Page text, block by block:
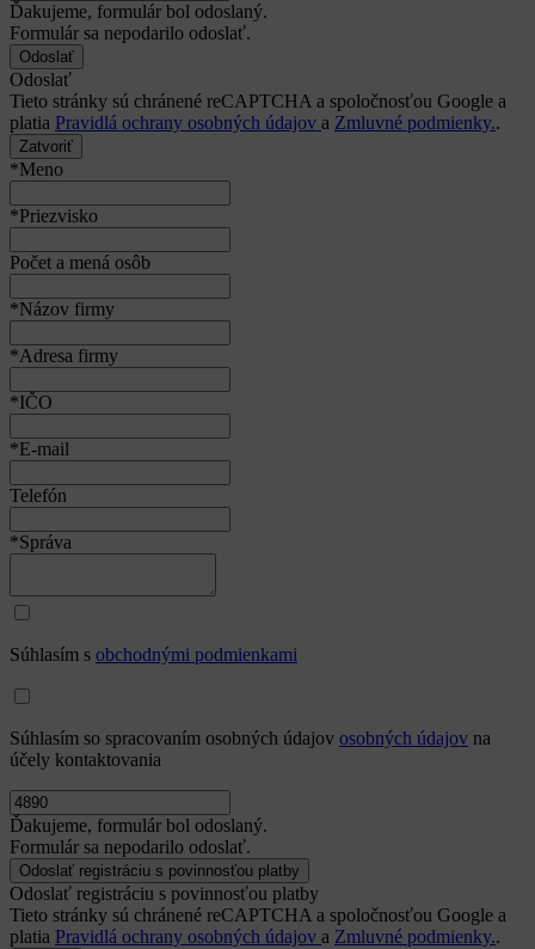
Ďakujeme, formulár bol odoslaný.
Formulár sa nepodarilo odoslať.
Odoslať
Tieto stránky sú chránené reCAPTCHA a spoločnosťou Google a
platia Pravidlá ochrany osobných údajov a Zmluvné podmienky..
Zatvoriť
*Meno
*Priezvisko
Počet a mená osôb
*Názov firmy
*Adresa firmy
*IČO
*E-mail
Telefón
*Správa
Súhlasím s obchodnými podmienkami
Súhlasím so spracovaním osobných údajov osobných údajov na
účely kontaktovania
Ďakujeme, formulár bol odoslaný.
Formulár sa nepodarilo odoslať.
Odoslať registráciu s povinnosťou platby
Tieto stránky sú chránené reCAPTCHA a spoločnosťou Google a
platia Pravidlá ochrany osobných údajov a Zmluvné podmienky..